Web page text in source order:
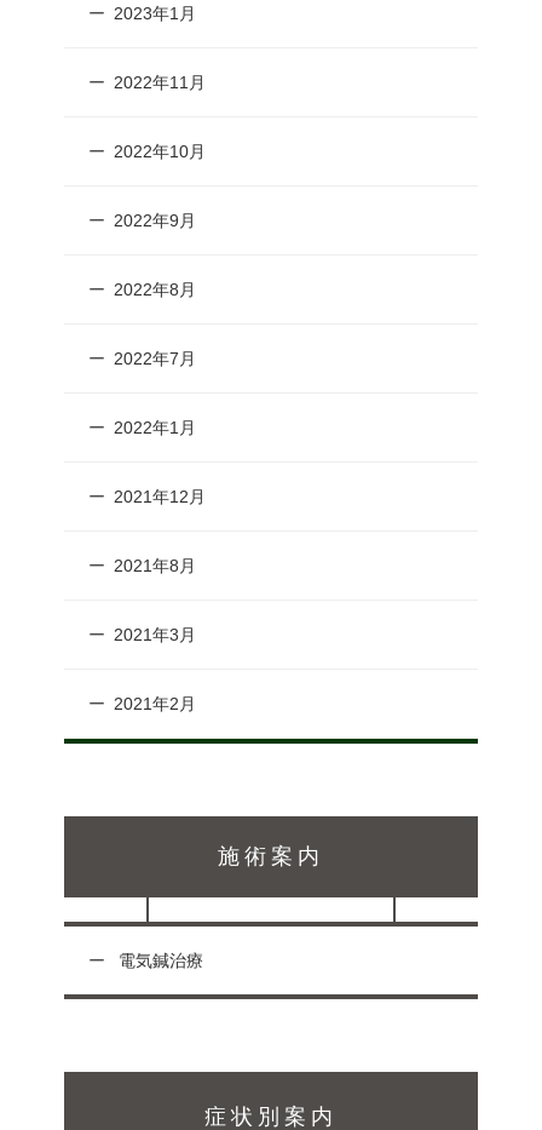
2023年1月
2022年11月
2022年10月
2022年9月
2022年8月
2022年7月
2022年1月
2021年12月
2021年8月
2021年3月
2021年2月
施術案内
電気鍼治療
症状別案内